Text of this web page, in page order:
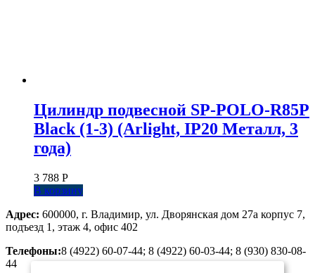
Цилиндр подвесной SP-POLO-R85P
Black (1-3) (Arlight, IP20 Металл, 3
года)
3 788 Р
В корзину
Адрес: 600000, г. Владимир, ул. Дворянская дом 27а корпус 7,
подъезд 1, этаж 4, офис 402
Телефоны:8 (4922) 60-07-44; 8 (4922) 60-03-44; 8 (930) 830-08-
44